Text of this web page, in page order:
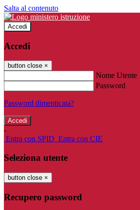
Salta al contenuto
Accedi
Accedi
button close ×
Nome Utente
Password
Password dimenticata?
-
Entra con SPID Entra con CIE
Seleziona utente
button close ×
Recupero password